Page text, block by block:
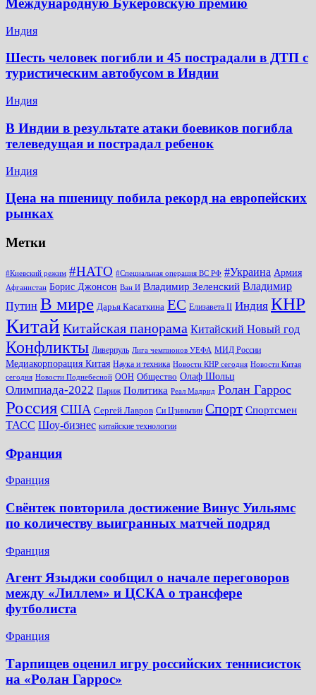
Международную Букеровскую премию
Индия
Шесть человек погибли и 45 пострадали в ДТП с
туристическим автобусом в Индии
Индия
В Индии в результате атаки боевиков погибла
телеведущая и пострадал ребенок
Индия
Цена на пшеницу побила рекорд на европейских
рынках
Метки
#Киевский режим #НАТО #Специальная операция ВС РФ #Украина Армия
Афганистан Борис Джонсон Ван И Владимир Зеленский Владимир
Путин В мире Дарья Касаткина ЕС Елизавета II Индия КНР
Китай Китайская панорама Китайский Новый год
Конфликты Ливерпуль Лига чемпионов УЕФА МИД России
Медиакорпорация Китая Наука и техника Новости КНР сегодня Новости Китая
сегодня Новости Поднебесной ООН Общество Олаф Шольц
Олимпиада-2022 Париж Политика Реал Мадрид Ролан Гаррос
Россия США Сергей Лавров Си Цзиньпин Спорт Спортсмен
ТАСС Шоу-бизнес китайские технологии
Франция
Франция
Свёнтек повторила достижение Винус Уильямс
по количеству выигранных матчей подряд
Франция
Агент Языджи сообщил о начале переговоров
между «Лиллем» и ЦСКА о трансфере
футболиста
Франция
Тарпищев оценил игру российских теннисисток
на «Ролан Гаррос»